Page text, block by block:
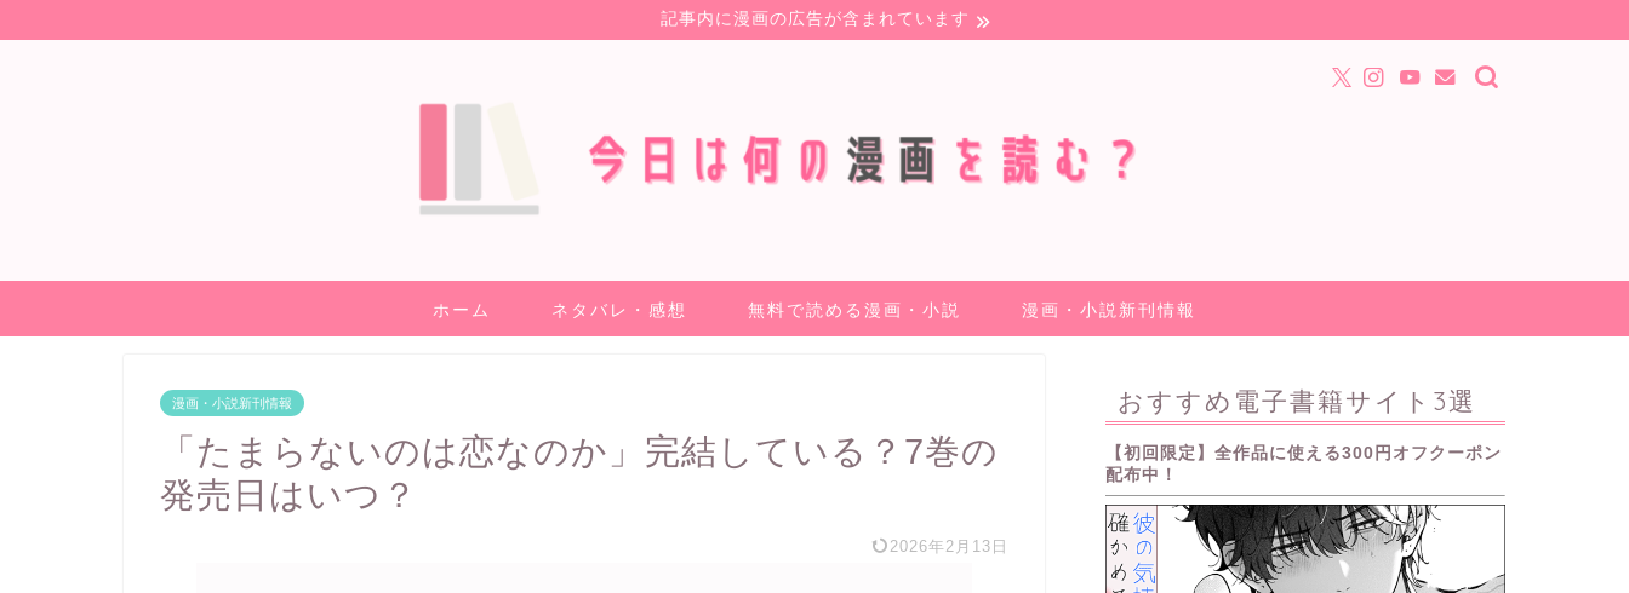
記事内に漫画の広告が含まれています
ホーム ネタバレ・感想 無料で読める漫画・小説 漫画・小説新刊情報
漫画・小説新刊情報
「たまらないのは恋なのか」完結している？7巻の
発売日はいつ？
2026年2月13日
おすすめ電子書籍サイト3選
【初回限定】全作品に使える300円オフクーポン
配布中！